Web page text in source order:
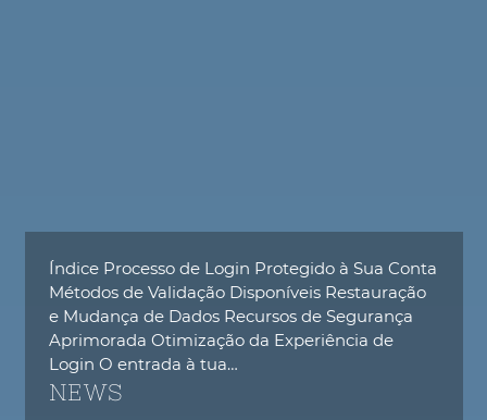
Índice Processo de Login Protegido à Sua Conta
Métodos de Validação Disponíveis Restauração
e Mudança de Dados Recursos de Segurança
Aprimorada Otimização da Experiência de
Login O entrada à tua…
NEWS